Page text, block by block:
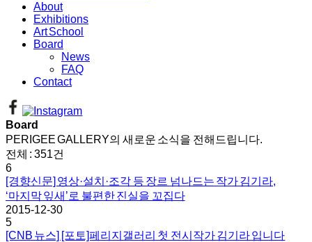
About
Exhibitions
Art School
Board
News
FAQ
Contact
Board
PERIGEE GALLERY의 새로운 소식을 전해드립니다.
전체 : 351건
6
[경향신문] 영상·설치·조각 등 장르 넘나드는 작가 김기라,
‘마지막 잎새’로 불편한 진실을 꼬집다
2015-12-30
5
[CNB 뉴스] [포토]페리지갤러리 첫 전시작가 김기라 입니다